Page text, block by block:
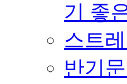
기 좋
스트
반기